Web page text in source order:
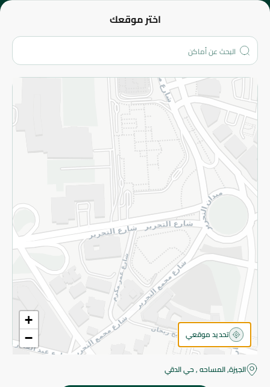
اختر موقعك
+
−
تحديد موقعي
الجيزة, المساحه , حي الدقي
من نحن؟
الفروع
المزيد
الاسترجاع
سياسة الاستخدام
سياسة الخصوصية
قم بالتسجيل للنشرة
©2026 - Spinneys | جميع الحقوق محفوظة